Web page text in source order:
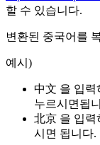
할 수 있습니다.
변환된 중국어를
예시)
中文 을 입력
누르시면됩
北京 을 입력
시면 됩니다.